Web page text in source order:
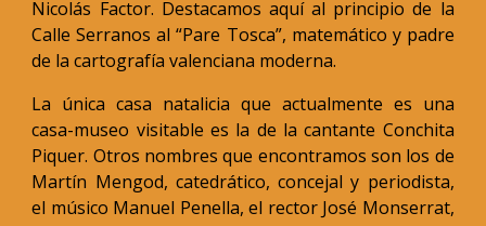
Nicolás Factor. Destacamos aquí al principio de la
Calle Serranos al “Pare Tosca”, matemático y padre
de la cartografía valenciana moderna.
La única casa natalicia que actualmente es una
casa-museo visitable es la de la cantante Conchita
Piquer. Otros nombres que encontramos son los de
Martín Mengod, catedrático, concejal y periodista,
el músico Manuel Penella, el rector José Monserrat,